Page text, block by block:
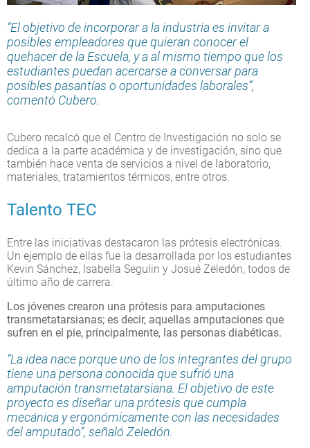
“El objetivo de incorporar a la industria es invitar a
posibles empleadores que quieran conocer el
quehacer de la Escuela, y a al mismo tiempo que los
estudiantes puedan acercarse a conversar para
posibles pasantías o oportunidades laborales”,
comentó Cubero.
Cubero recalcó que el Centro de Investigación no solo se
dedica a la parte académica y de investigación, sino que
también hace venta de servicios a nivel de laboratorio,
materiales, tratamientos térmicos, entre otros.
Talento TEC
Entre las iniciativas destacaron las prótesis electrónicas.
Un ejemplo de ellas fue la desarrollada por los estudiantes
Kevin Sánchez, Isabella Segulin y Josué Zeledón, todos de
último año de carrera.
Los jóvenes crearon una prótesis para amputaciones
transmetatarsianas; es decir, aquellas amputaciones que
sufren en el pie, principalmente, las personas diabéticas.
“La idea nace porque uno de los integrantes del grupo
tiene una persona conocida que sufrió una
amputación transmetatarsiana. El objetivo de este
proyecto es diseñar una prótesis que cumpla
mecánica y ergonómicamente con las necesidades
del amputado”, señaló Zeledón.